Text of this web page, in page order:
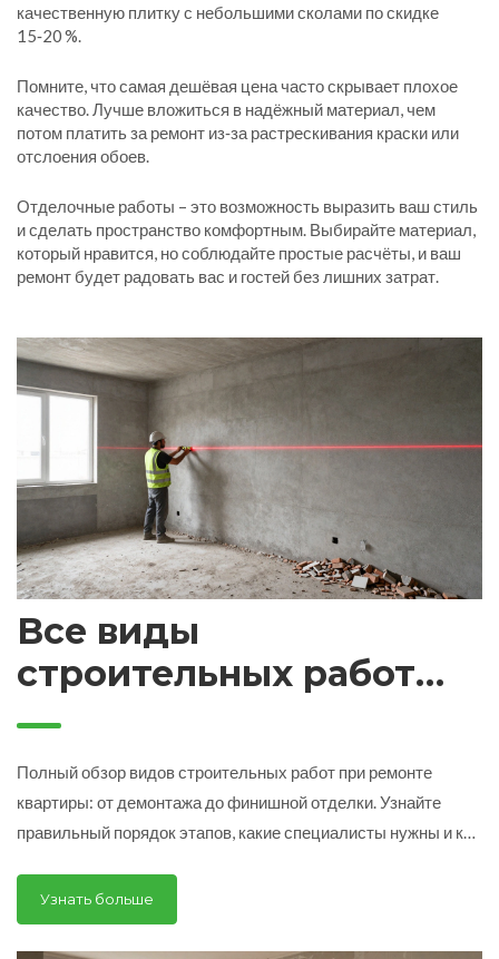
качественную плитку с небольшими сколами по скидке
15‑20 %.
Помните, что самая дешёвая цена часто скрывает плохое
качество. Лучше вложиться в надёжный материал, чем
потом платить за ремонт из‑за растрескивания краски или
отслоения обоев.
Отделочные работы – это возможность выразить ваш стиль
и сделать пространство комфортным. Выбирайте материал,
который нравится, но соблюдайте простые расчёты, и ваш
ремонт будет радовать вас и гостей без лишних затрат.
Все виды
строительных работ
при ремонте квартиры:
полный гид по этапам
Полный обзор видов строительных работ при ремонте
квартиры: от демонтажа до финишной отделки. Узнайте
правильный порядок этапов, какие специалисты нужны и как
Узнать больше